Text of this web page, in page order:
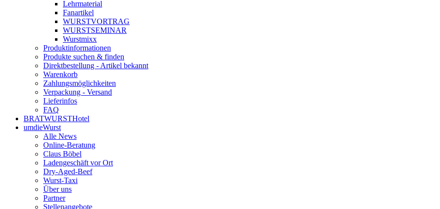
Lehrmaterial
Fanartikel
WURST­VORTRAG
WURST­SEMINAR
Wurstmixx
Produktinformationen
Produkte suchen & finden
Direktbestellung - Artikel bekannt
Warenkorb
Zahlungsmöglichkeiten
Verpackung - Versand
Lieferinfos
FAQ
BRATWURSTHotel
umdieWurst
Alle News
Online-Beratung
Claus Böbel
Ladengeschäft vor Ort
Dry-Aged-Beef
Wurst-Taxi
Über uns
Partner
Stellenangebote